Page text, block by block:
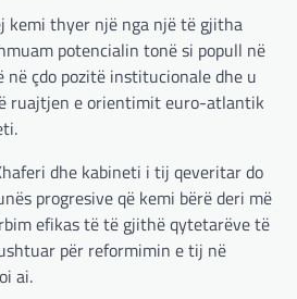
kemi thyer një nga një të gjitha
potencialin tonë si popull në
çdo pozitë institucionale dhe u
ruajtjen e orientimit euro-atlantik
dhe kabineti i tij qeveritar do
progresive që kemi bërë deri më
efikas të të gjithë qytetarëve të
për reformimin e tij në
ai.